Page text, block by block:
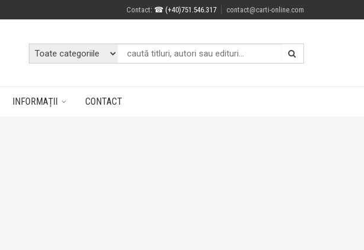
Contact: ☎ (+40)751.546.317 contact@carti-online.com
INFORMAȚII CONTACT